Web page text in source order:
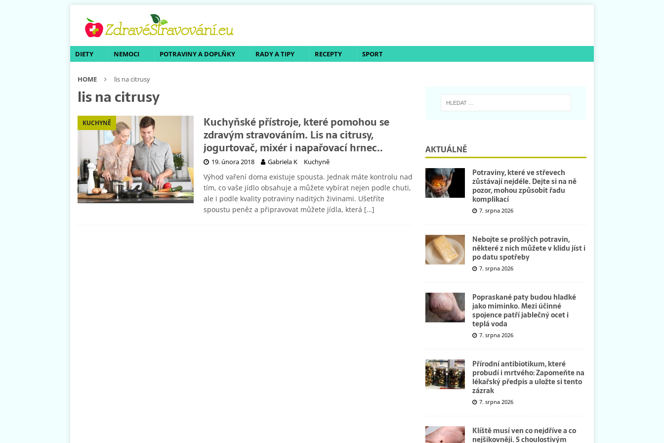
DIETY NEMOCI POTRAVINY A DOPLŇKY RADY A TIPY RECEPTY SPORT
HOME lis na citrusy
lis na citrusy
KUCHYNĚ
Kuchyňské přístroje, které pomohou se
zdravým stravováním. Lis na citrusy,
jogurtovač, mixér i napařovací hrnec..
19. února 2018 Gabriela K Kuchyně
Výhod vaření doma existuje spousta. Jednak máte kontrolu nad
tím, co vaše jídlo obsahuje a můžete vybírat nejen podle chuti,
ale i podle kvality potraviny naditých živinami. Ušetříte
spoustu peněz a připravovat můžete jídla, která […]
AKTUÁLNĚ
Potraviny, které ve střevech
zůstávají nejdéle. Dejte si na ně
pozor, mohou způsobit řadu
komplikací
7. srpna 2026
Nebojte se prošlých potravin,
některé z nich můžete v klidu jíst i
po datu spotřeby
7. srpna 2026
Popraskané paty budou hladké
jako miminko. Mezi účinné
spojence patří jablečný ocet i
teplá voda
7. srpna 2026
Přírodní antibiotikum, které
probudí i mrtvého: Zapomeňte na
lékařský předpis a uložte si tento
zázrak
7. srpna 2026
Klíště musí ven co nejdříve a co
nejšikovněji. S choulostivým